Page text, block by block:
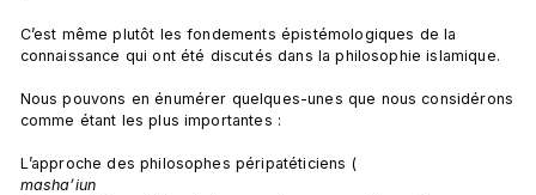
C’est même plutôt les fondements épistémologiques de la
connaissance qui ont été discutés dans la philosophie islamique.
Nous pouvons en énumérer quelques-unes que nous considérons
comme étant les plus importantes :
L’approche des philosophes péripatéticiens (
masha’iun